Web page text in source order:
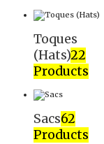
Toques
(Hats)22
Products
Sacs62
Products